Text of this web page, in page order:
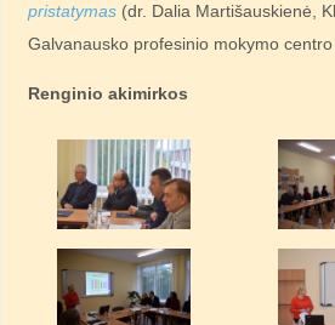
pristatymas(dr. Dalia Martišauskienė,
Galvanausko profesinio mokymo
Renginio akimirkos